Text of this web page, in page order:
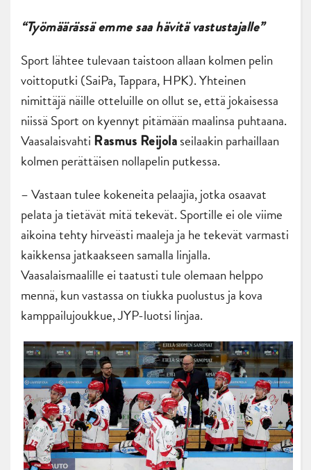
“Työmäärässä emme saa hävitä vastustajalle”
Sport lähtee tulevaan taistoon allaan kolmen pelin
voittoputki (SaiPa, Tappara, HPK). Yhteinen
nimittäjä näille otteluille on ollut se, että jokaisessa
niissä Sport on kyennyt pitämään maalinsa puhtaana.
Vaasalaisvahti Rasmus Reijolaseilaakin parhaillaan
kolmen perättäisen nollapelin putkessa.
– Vastaan tulee kokeneita pelaajia, jotka osaavat
pelata ja tietävät mitä tekevät. Sportille ei ole viime
aikoina tehty hirveästi maaleja ja he tekevät varmasti
kaikkensa jatkaakseen samalla linjalla.
Vaasalaismaalille ei taatusti tule olemaan helppo
mennä, kun vastassa on tiukka puolustus ja kova
kamppailujoukkue, JYP-luotsi linjaa.